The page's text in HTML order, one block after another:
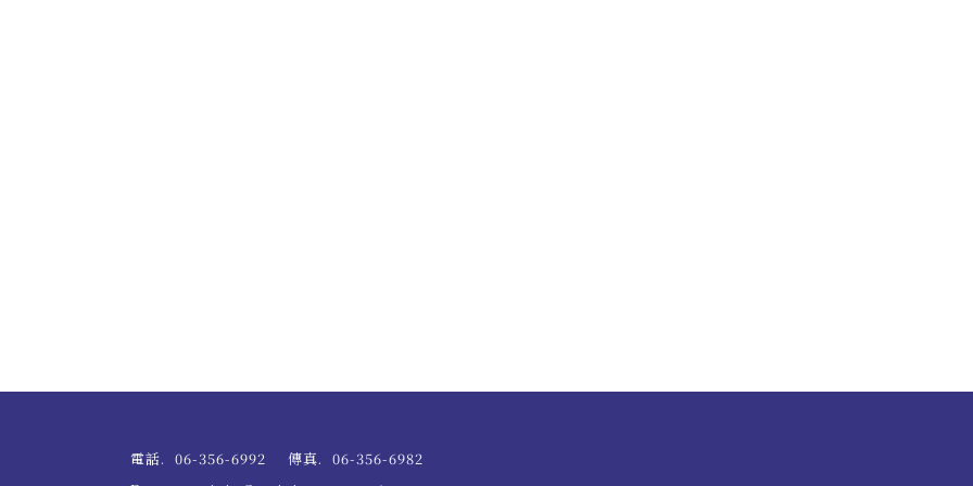
電話. 06-356-6992 傳真. 06-356-6982